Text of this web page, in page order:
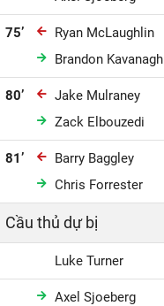
75’
Ryan McLaughlin
Brandon Kavanagh
80’
Jake Mulraney
Zack Elbouzedi
81’
Barry Baggley
Chris Forrester
Cầu thủ dự bị
Luke Turner
Axel Sjoeberg